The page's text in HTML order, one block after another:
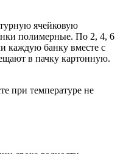
ячейковую
полимерные. По 2, 4, 6
каждую банку вместе с
в пачку картонную.
при температуре не